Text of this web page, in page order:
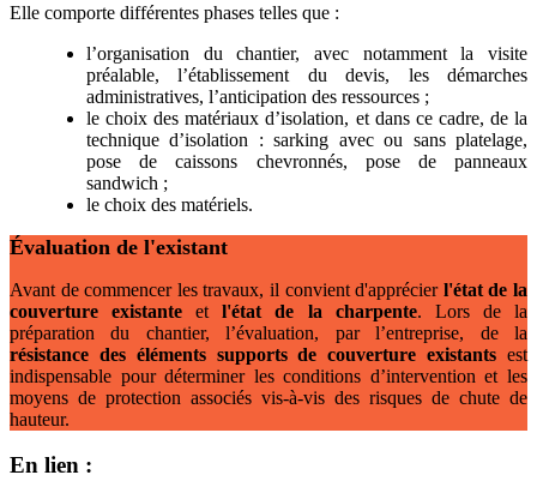
Elle comporte différentes phases telles que :
l’organisation du chantier, avec notamment la visite
préalable, l’établissement du devis, les démarches
administratives, l’anticipation des ressources ;
le choix des matériaux d’isolation, et dans ce cadre, de la
technique d’isolation : sarking avec ou sans platelage,
pose de caissons chevronnés, pose de panneaux
sandwich ;
le choix des matériels.
Évaluation de l'existant
Avant de commencer les travaux, il convient d'apprécier l'état de la
couverture existanteetl'état de la charpente. Lors de la
préparation du chantier, l’évaluation, par l’entreprise, de la
résistance des éléments supports de couverture existants est
indispensable pour déterminer les conditions d’intervention et les
moyens de protection associés vis-à-vis des risques de chute de
hauteur.
En lien :